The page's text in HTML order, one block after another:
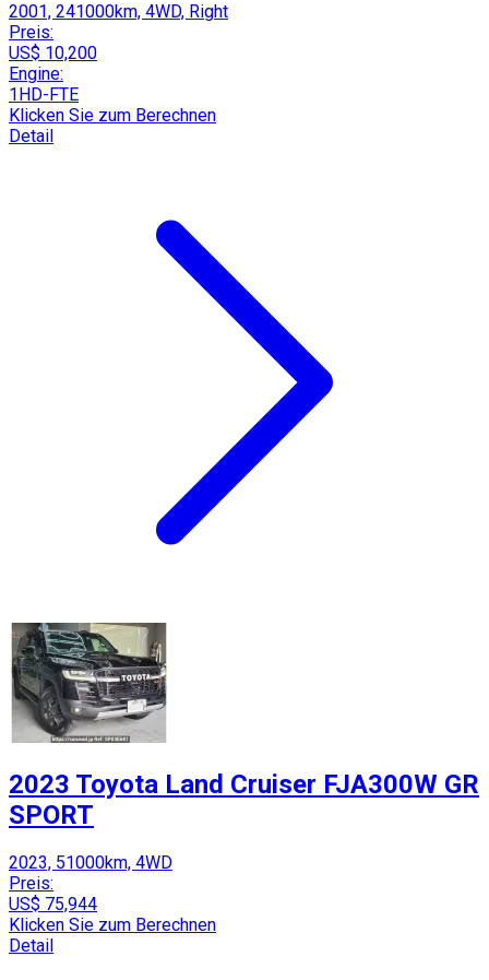
2001, 241000km, 4WD, Right
Preis:
US$ 10,200
Engine:
1HD-FTE
Klicken Sie zum Berechnen
Detail
2023 Toyota Land Cruiser FJA300W GR
SPORT
2023, 51000km, 4WD
Preis:
US$ 75,944
Klicken Sie zum Berechnen
Detail